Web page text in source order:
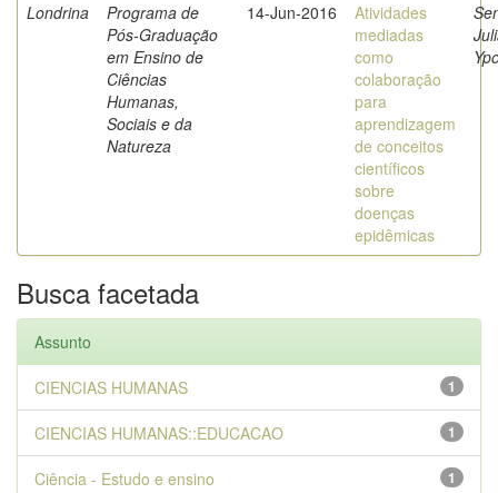
Londrina
Programa de
Pós-Graduação
em Ensino de
Ciências
Humanas,
Sociais e da
Natureza
14-Jun-2016
Atividades
mediadas
como
colaboração
para
aprendizagem
de conceitos
científicos
sobre
doenças
epidêmicas
Busca facetada
Assunto
1
CIENCIAS HUMANAS
1
CIENCIAS HUMANAS::EDUCACAO
1
Ciência - Estudo e ensino